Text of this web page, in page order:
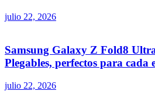
julio 22, 2026
Samsung Galaxy Z Fold8
Plegables, perfectos para cada
julio 22, 2026